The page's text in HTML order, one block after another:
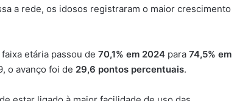
a rede, os idosos registraram o maior crescimento
etária passou de70,1% em 2024 para74,5% em
o avanço foi de 29,6 pontos percentuais.